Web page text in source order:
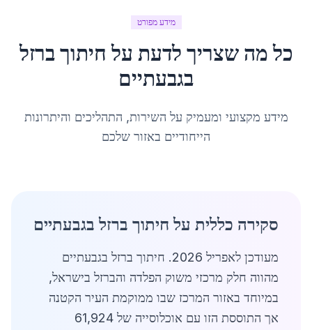
מידע מפורט
כל מה שצריך לדעת על חיתוך ברזל
בגבעתיים
מידע מקצועי ומעמיק על השירות, התהליכים והיתרונות
הייחודיים באזור שלכם
סקירה כללית על חיתוך ברזל בגבעתיים
מעודכן לאפריל 2026. חיתוך ברזל בגבעתיים
מהווה חלק מרכזי משוק הפלדה והברזל בישראל,
במיוחד באזור המרכז שבו ממוקמת העיר הקטנה
אך התוססת הזו עם אוכלוסייה של 61,924